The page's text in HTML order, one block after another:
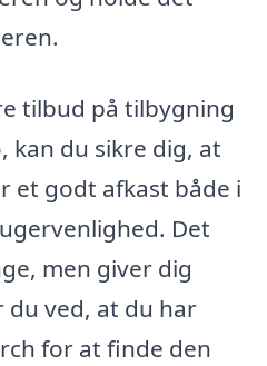
tilbud på tilbygning
kan du sikre dig, at
et godt afkast både i
Det
men giver dig
du ved, at du har
for at finde den